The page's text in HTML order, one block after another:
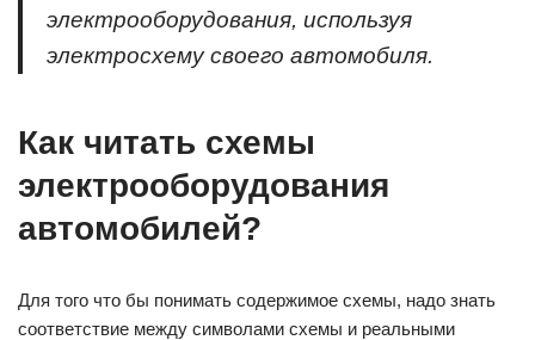
электрооборудования, используя
электросхему своего автомобиля.
Как читать схемы
электрооборудования
автомобилей?
Для того что бы понимать содержимое схемы, надо знать
соответствие между символами схемы и реальными